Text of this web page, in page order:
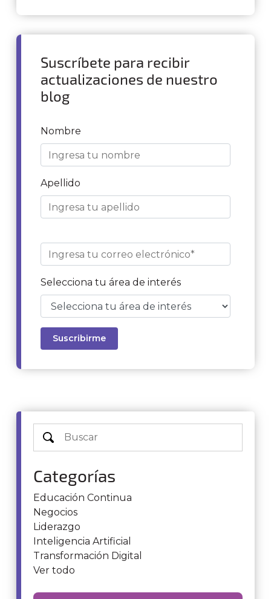
Categorías
Educación Continua
Negocios
Liderazgo
Inteligencia Artificial
Transformación Digital
Ver todo
Suscríbete para recibir
actualizaciones de nuestro
blog
Nombre
Apellido
Selecciona tu área de interés